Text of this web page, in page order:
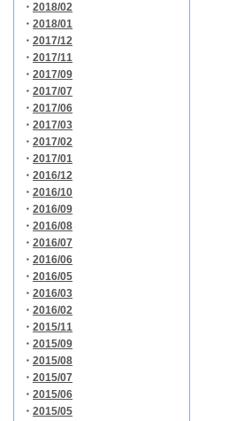
・ 2018/02
・ 2018/01
・ 2017/12
・ 2017/11
・ 2017/09
・ 2017/07
・ 2017/06
・ 2017/03
・ 2017/02
・ 2017/01
・ 2016/12
・ 2016/10
・ 2016/09
・ 2016/08
・ 2016/07
・ 2016/06
・ 2016/05
・ 2016/03
・ 2016/02
・ 2015/11
・ 2015/09
・ 2015/08
・ 2015/07
・ 2015/06
・ 2015/05